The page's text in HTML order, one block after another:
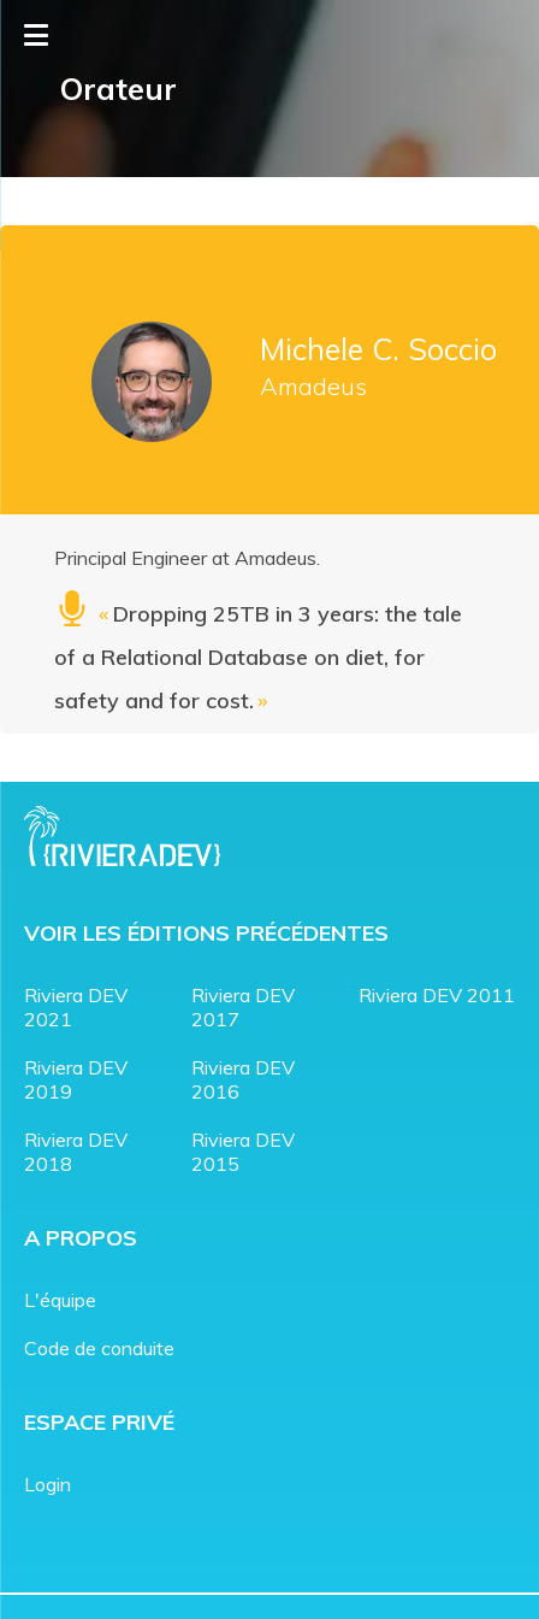
Orateur
Michele C. Soccio
Amadeus
Principal Engineer at Amadeus.
« Dropping 25TB in 3 years: the tale
of a Relational Database on diet, for
safety and for cost.»
VOIR LES ÉDITIONS PRÉCÉDENTES
Riviera DEV
2021
Riviera DEV
2019
Riviera DEV
2018
Riviera DEV
2017
Riviera DEV
2016
Riviera DEV
2015
Riviera DEV 2011
A PROPOS
L'équipe
Code de conduite
ESPACE PRIVÉ
Login